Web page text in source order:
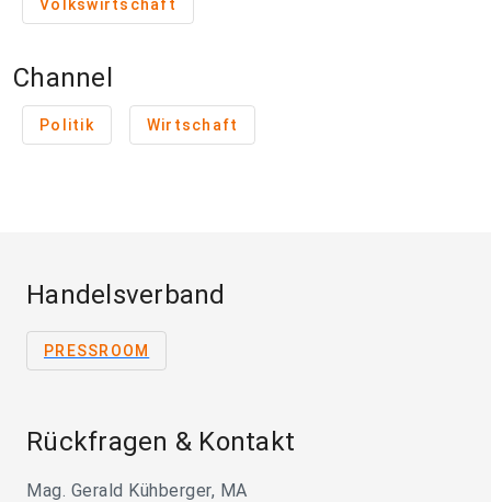
Volkswirtschaft
Channel
Politik Wirtschaft
Handelsverband
PRESSROOM
Rückfragen & Kontakt
Mag. Gerald Kühberger, MA